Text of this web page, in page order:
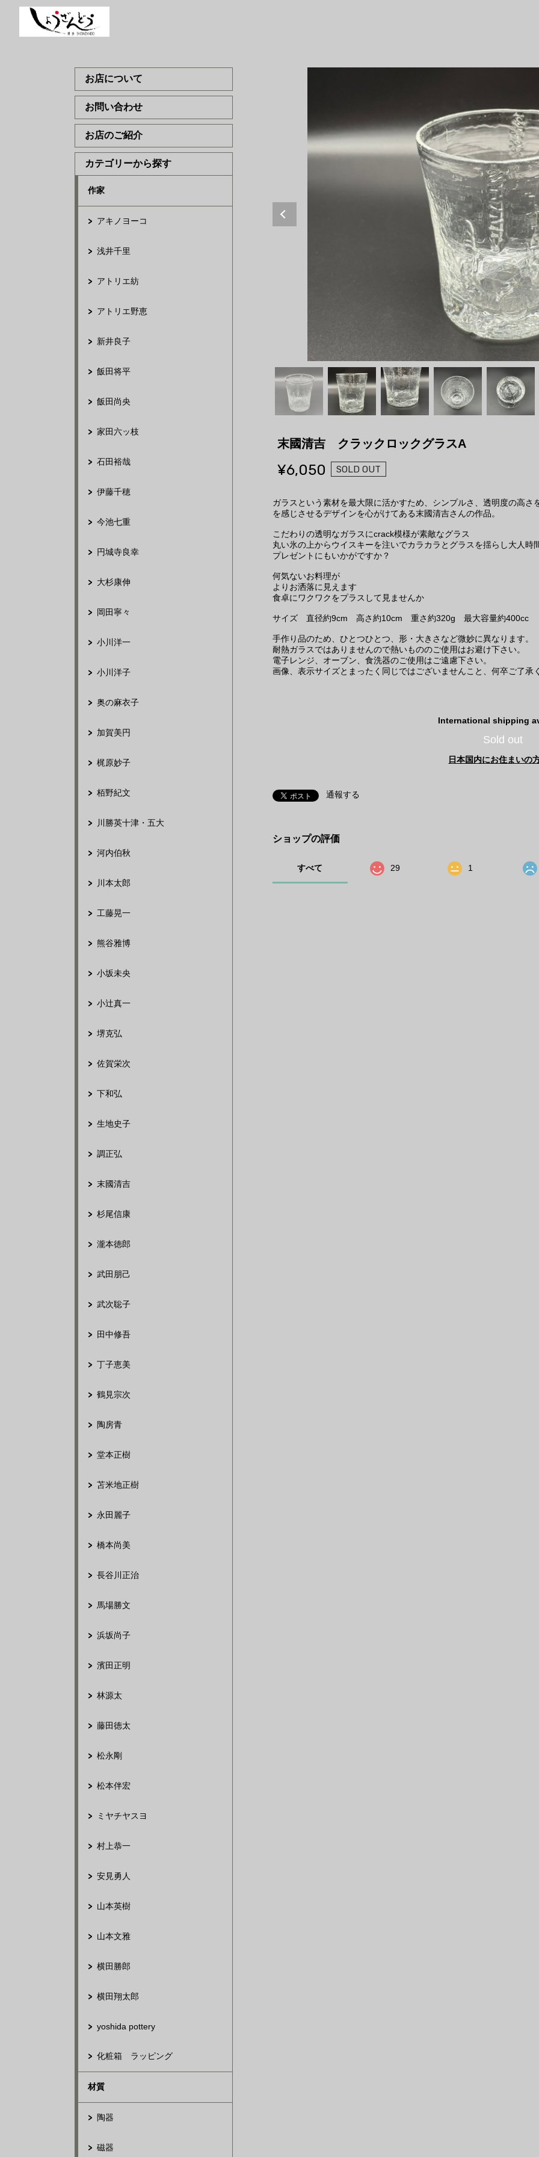
お店について
お問い合わせ
お店のご紹介
カテゴリーから探す
作家
アキノヨーコ
浅井千里
アトリエ紡
アトリエ野恵
新井良子
飯田将平
飯田尚央
家田六ッ枝
石田裕哉
伊藤千穂
今池七重
円城寺良幸
大杉康伸
岡田寧々
小川洋一
小川洋子
奥の麻衣子
加賀美円
梶原妙子
栢野紀文
川勝英十津・五大
河内伯秋
川本太郎
工藤晃一
熊谷雅博
小坂未央
小辻真一
堺克弘
佐賀栄次
下和弘
生地史子
調正弘
末國清吉
杉尾信康
瀧本徳郎
武田朋己
武次聡子
田中修吾
丁子恵美
鶴見宗次
陶房青
堂本正樹
苫米地正樹
永田麗子
橋本尚美
長谷川正治
馬場勝文
浜坂尚子
濱田正明
林源太
藤田徳太
松永剛
松本伴宏
ミヤチヤスヨ
村上恭一
安見勇人
山本英樹
山本文雅
横田勝郎
横田翔太郎
yoshida pottery
化粧箱 ラッピング
材質
陶器
磁器
末國清吉 クラックロックグラスA
¥6,050 SOLD OUT
ガラスという素材を最大限に活かすため、シンプルさ、透明度の高
を感じさせるデザインを心がけてある末國清吉さんの作品。
こだわりの透明なガラスにcrack模様が素敵なグラス
丸い氷の上からウイスキーを注いでカラカラとグラスを揺らし大人時
プレゼントにもいかがですか？
何気ないお料理が
よりお洒落に見えます
食卓にワクワクをプラスして見ませんか
サイズ 直径約9cm 高さ約10cm 重さ約320g 最大容量約400cc
手作り品のため、ひとつひとつ、形・大きさなど微妙に異なります。
耐熱ガラスではありませんので熱いもののご使用はお避け下さい。
電子レンジ、オーブン、食洗器のご使用はご遠慮下さい。
画像、表示サイズとまったく同じではございませんこと、何卒ご了承
International shipping
Sold out
日本国内にお住まいの
通報する
ショップの評価
すべて 29 1